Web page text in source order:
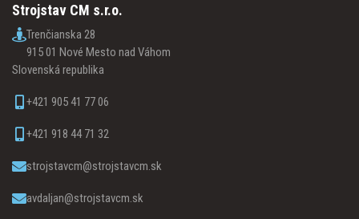
Strojstav CM s.r.o.
Trenčianska 28
915 01 Nové Mesto nad Váhom
Slovenská republika
+421 905 41 77 06
+421 918 44 71 32
strojstavcm@strojstavcm.sk
avdaljan@strojstavcm.sk